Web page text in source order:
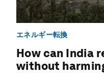
エネルギー転換
How can India
without